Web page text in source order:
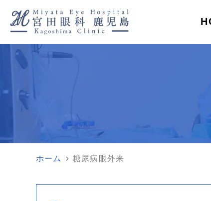
当医
ーポリシー
健康診断の指摘
眼科での精密検査
眼圧が
言われ
日帰りで対応します
ホーム 糖尿病眼外来